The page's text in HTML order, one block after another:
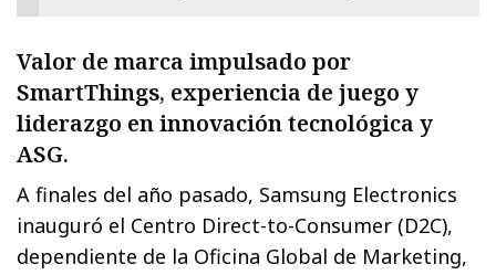
Valor de marca impulsado por
SmartThings, experiencia de juego y
liderazgo en innovación tecnológica y
ASG.
A finales del año pasado, Samsung Electronics
inauguró el Centro Direct-to-Consumer (D2C),
dependiente de la Oficina Global de Marketing,